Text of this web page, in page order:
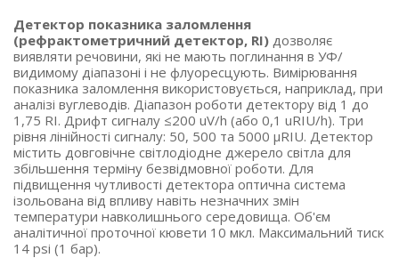
Детектор показника заломлення
(рефрактометричний детектор, RI) дозволяє
виявляти речовини, які не мають поглинання в УФ/
видимому діапазоні і не флуоресцують. Вимірювання
показника заломлення використовується, наприклад, при
аналізі вуглеводів. Діапазон роботи детектору від 1 до
1,75 RI. Дрифт сигналу ≤200 uV/h (або 0,1 uRIU/h). Три
рівня лінійності сигналу: 50, 500 та 5000 µRIU. Детектор
містить довговічне світлодіодне джерело світла для
збільшення терміну безвідмовної роботи. Для
підвищення чутливості детектора оптична система
ізольована від впливу навіть незначних змін
температури навколишнього середовища. Об'єм
аналітичної проточної кювети 10 мкл. Максимальний тиск
14 psi (1 бар).